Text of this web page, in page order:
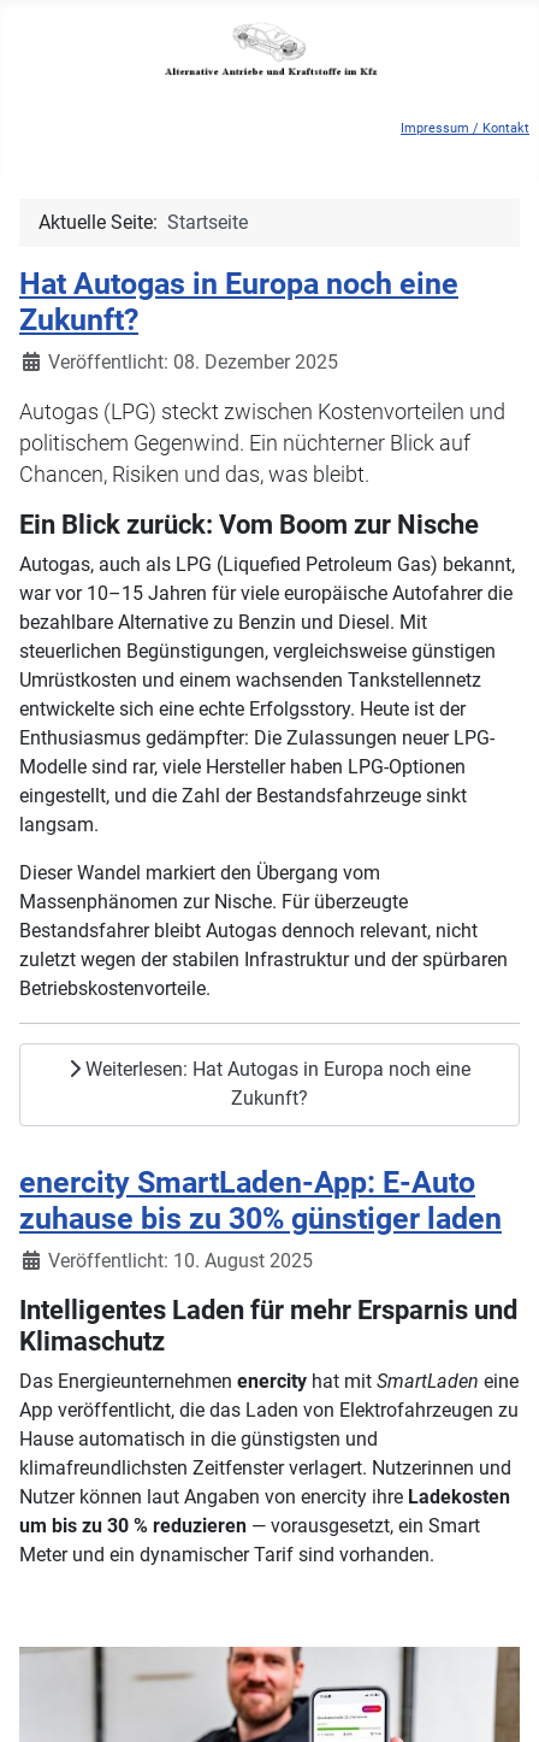
Impressum / Kontakt
Aktuelle Seite: Startseite
Hat Autogas in Europa noch eine
Zukunft?
DetailsVeröffentlicht: 08. Dezember 2025
Autogas (LPG) steckt zwischen Kostenvorteilen und
politischem Gegenwind. Ein nüchterner Blick auf
Chancen, Risiken und das, was bleibt.
Ein Blick zurück: Vom Boom zur Nische
Autogas, auch als LPG (Liquefied Petroleum Gas) bekannt,
war vor 10–15 Jahren für viele europäische Autofahrer die
bezahlbare Alternative zu Benzin und Diesel. Mit
steuerlichen Begünstigungen, vergleichsweise günstigen
Umrüstkosten und einem wachsenden Tankstellennetz
entwickelte sich eine echte Erfolgsstory. Heute ist der
Enthusiasmus gedämpfter: Die Zulassungen neuer LPG-
Modelle sind rar, viele Hersteller haben LPG-Optionen
eingestellt, und die Zahl der Bestandsfahrzeuge sinkt
langsam.
Dieser Wandel markiert den Übergang vom
Massenphänomen zur Nische. Für überzeugte
Bestandsfahrer bleibt Autogas dennoch relevant, nicht
zuletzt wegen der stabilen Infrastruktur und der spürbaren
Betriebskostenvorteile.
Weiterlesen: Hat Autogas in Europa noch eine
Zukunft?
enercity SmartLaden-App: E-Auto
zuhause bis zu 30% günstiger laden
DetailsVeröffentlicht: 10. August 2025
Intelligentes Laden für mehr Ersparnis und
Klimaschutz
Das Energieunternehmen enercity hat mit SmartLaden eine
App veröffentlicht, die das Laden von Elektrofahrzeugen zu
Hause automatisch in die günstigsten und
klimafreundlichsten Zeitfenster verlagert. Nutzerinnen und
Nutzer können laut Angaben von enercity ihre Ladekosten
um bis zu 30 % reduzieren — vorausgesetzt, ein Smart
Meter und ein dynamischer Tarif sind vorhanden.